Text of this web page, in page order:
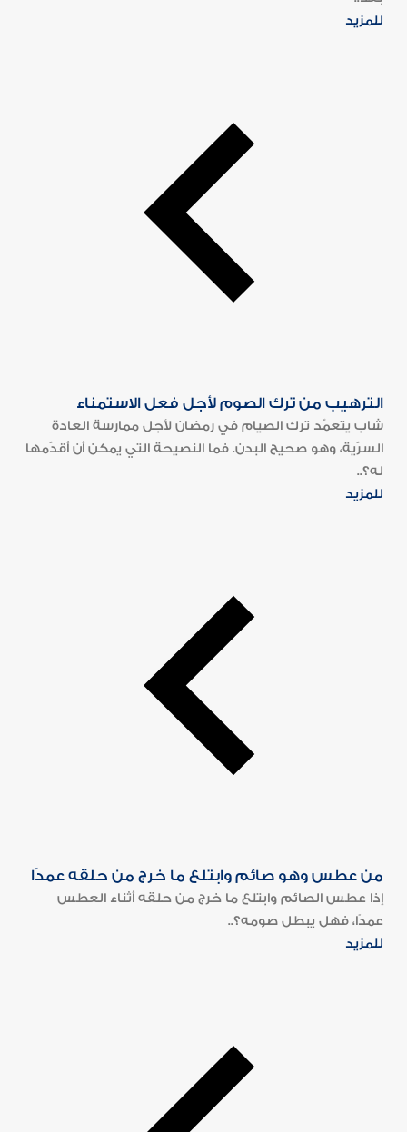
للمزيد
الترهيب من ترك الصوم لأجل فعل الاستمناء
شاب يتعمّد ترك الصيام في رمضان لأجل ممارسة العادة
السرّية، وهو صحيح البدن. فما النصيحة التي يمكن أن أقدّمها
له؟..
للمزيد
من عطس وهو صائم وابتلع ما خرج من حلقه عمدًا
إذا عطس الصائم وابتلع ما خرج من حلقه أثناء العطس
عمدًا، فهل يبطل صومه؟..
للمزيد